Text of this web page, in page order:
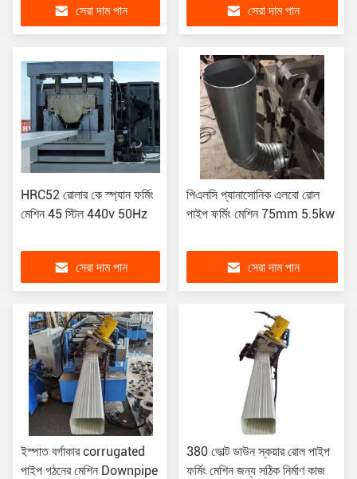
সেরা দাম পান সেরা দাম পান
HRC52 রোলার কে স্প্যান ফর্মিং
মেশিন 45 স্টিল 440v 50Hz
সেরা দাম পান
পিএলসি প্যানাসোনিক এলবো রোল
পাইপ ফর্মিং মেশিন 75mm 5.5kw
সেরা দাম পান
ইস্পাত বর্গাকার corrugated
পাইপ গঠনের মেশিন Downpipe
380 ভোল্ট ডাউন স্কয়ার রোল পাইপ
ফর্মিং মেশিন জন্য সঠিক নির্মাণ কাজ